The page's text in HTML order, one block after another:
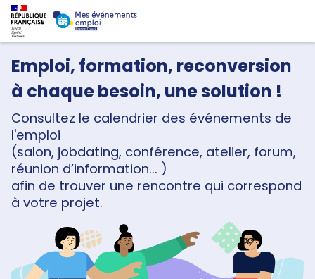
Emploi, formation, reconversion
à chaque besoin, une solution !
Consultez le calendrier des événements de
l'emploi
(salon, jobdating, conférence, atelier, forum,
réunion d’information... )
afin de trouver une rencontre qui correspond
à votre projet.